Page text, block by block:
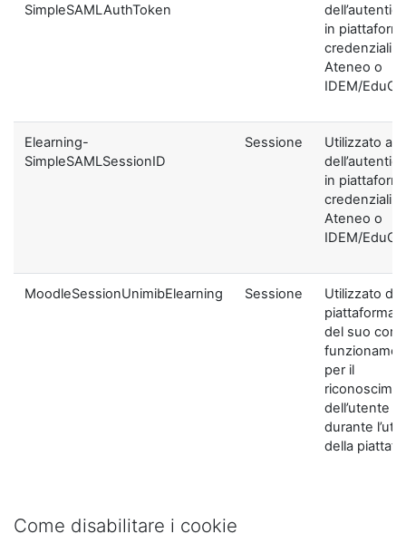
SimpleSAMLAuthToken
in
credenziali di
Ateneo o
IDEM/
Elearning-
SimpleSAMLSessionID
Sessione
Utilizzato ai
in
credenziali di
Ateneo o
IDEM/
MoodleSessionUnimibElearning Sessione
Utilizzato
piattaforma
del suo
per il
dell’utente
durante
della
Come disabilitare i cookie